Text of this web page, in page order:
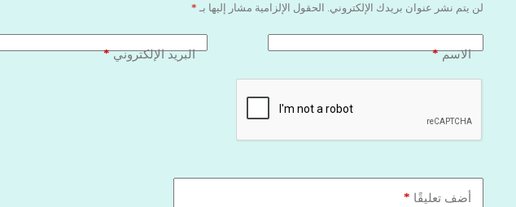
لن يتم نشر عنوان بريدك الإلكتروني. الحقول الإلزامية مشار إليها بـ *
الاسم* البريد الإلكتروني*
أضف تعليقًا *